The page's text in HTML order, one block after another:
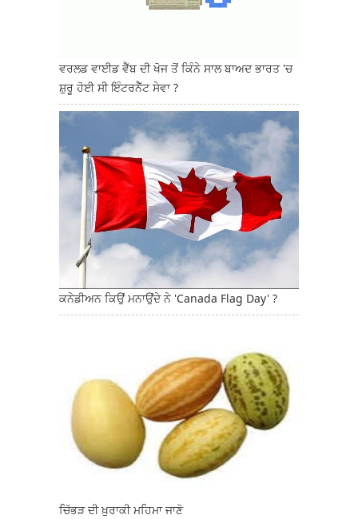
ਵਰਲਡ ਵਾਈਡ ਵੈੱਬ ਦੀ ਖੋਜ ਤੋਂ ਕਿੰਨੇ ਸਾਲ ਬਾਅਦ ਭਾਰਤ 'ਚ
ਸ਼ੁਰੂ ਹੋਈ ਸੀ ਇੰਟਰਨੈੱਟ ਸੇਵਾ ?
ਕਨੇਡੀਅਨ ਕਿਉਂ ਮਨਾਉਂਦੇ ਨੇ 'Canada Flag Day' ?
ਚਿੱਭੜ ਦੀ ਖ਼ੁਰਾਕੀ ਮਹਿਮਾ ਜਾਣੋ